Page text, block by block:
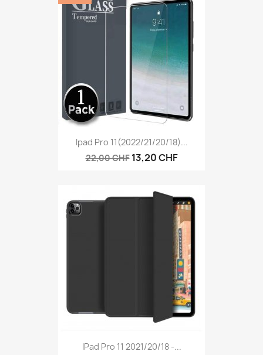
Ipad Pro 11(2022/21/20/18)...
22,00 CHF 13,20 CHF
IPad Pro 11 2021/20/18 -...